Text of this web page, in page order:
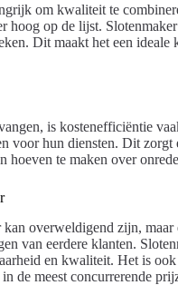
om kwaliteit te
hoog op de lijst.
Dit maakt het een
is kostenefficiëntie
voor hun diensten. Dit zorgt
hoeven te maken over
kan overweldigend zijn,
van eerdere klanten.
en kwaliteit. Het is
de meest concurrerende